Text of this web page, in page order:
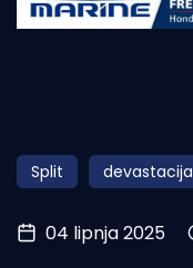
Obala
Otoci
Turizam i nautika
Split devastacija
04 lipnja 2025